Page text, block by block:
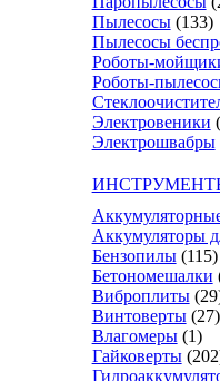
Пылесосы (133)
Пылесосы
Роботы-
Роботы-
Электровеники
Электрошвабры
Аккумуляторы
Бензопилы (115)
Бетономешалки
Виброплиты
Винтоверты (27)
Влагомеры (1)
Гайковерты